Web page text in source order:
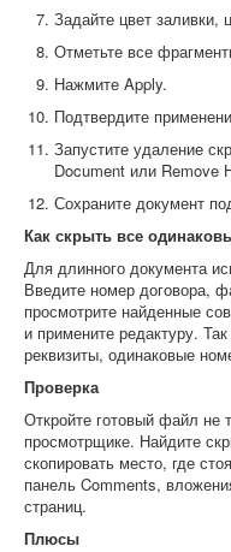
Задайте цвет заливки,
Отметьте все
Нажмите Apply.
Подтвердите
Запустите удаление
Document или Remove
Сохраните документ
Как скрыть все
Для длинного документа
Введите номер договора,
просмотрите найденные
и примените редактуру.
реквизиты, одинаковые
Проверка
Откройте готовый файл не
просмотрщике. Найдите
скопировать место, где
панель Comments,
страниц.
Плюсы